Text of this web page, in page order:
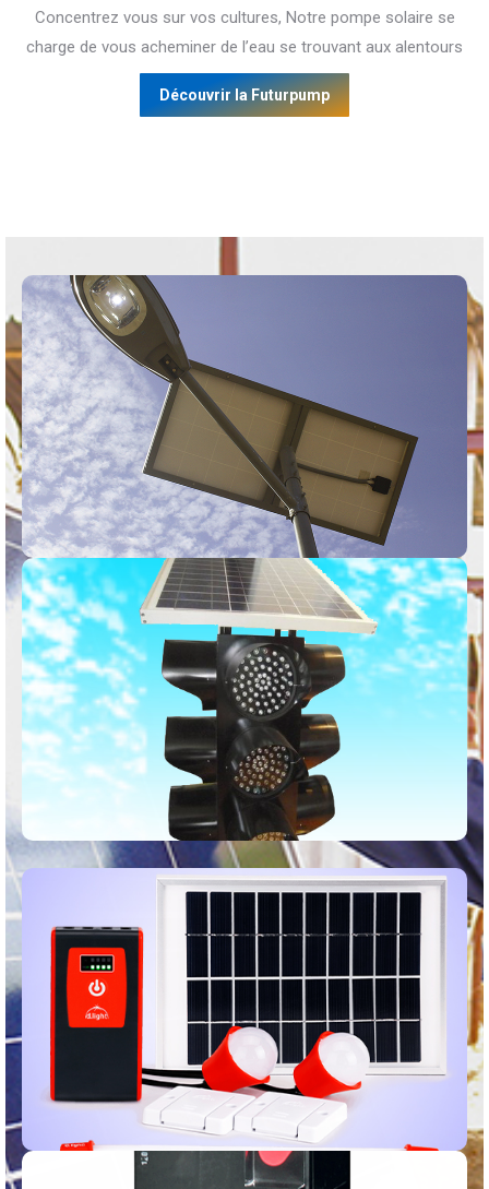
Concentrez vous sur vos cultures, Notre pompe solaire se
charge de vous acheminer de l’eau se trouvant aux alentours
Découvrir la Futurpump
LAMPADAIRES
SOLAIRES
Eclairez les rues, les cours ou n’importe quel espace
public.
Voir
FEUX TRICOLORS
Les feux tricolores deviennent indépendants
Voir
KITS D-LIGHT
Idéal pour les petits usage hors de la ville
Voir